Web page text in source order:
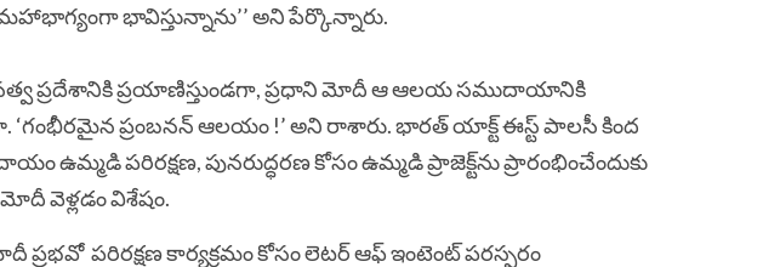
భావిస్తున్నాను’’ అని పేర్కొన్నారు.
ప్రదేశానికి ప్రయాణిస్తుండగా, ప్రధాని మోదీ ఆ ఆలయ సముదాయానికి
‘గంభీరమైన ప్రంబనన్ ఆలయం !’ అని రాశారు. భారత్ యాక్ట్ ఈస్ట్ పాలసీ కింద
పరిరక్షణ, పునరుద్ధరణ కోసం ఉమ్మడి ప్రాజెక్ట్‌ను ప్రారంభించేందుకు
వెళ్లడం విశేషం.
ప్రభవో పరిరక్షణ కార్యక్రమం కోసం లెటర్ ఆఫ్ ఇంటెంట్ పరస్పరం